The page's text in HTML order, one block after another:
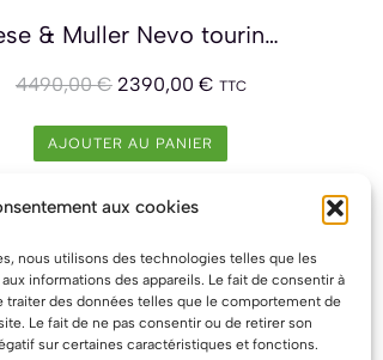
aux cookies
nous utilisons des technologies telles que les
informations des appareils. Le fait de consentir à
des données telles que le comportement de
Le fait de ne pas consentir ou de retirer son
sur certaines caractéristiques et fonctions.
Riese & Muller Nevo touring 2021 Occasion
4490,00€ 2390,00 € TTC
AJOUTER AU PANIER